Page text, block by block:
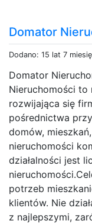
Domator
Dodano: 15 lat 7
Domator
Nieruchomości to
rozwijająca się
pośrednictwa
domów,
nieruchomości
działalności jest
potrzeb
klientów. Nie
z najlepszymi,